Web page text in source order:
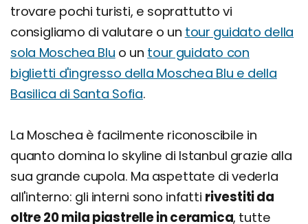
trovare pochi turisti, e soprattutto vi
consigliamo di valutare o un tour guidato della
sola Moschea Blu o un tour guidato con
biglietti d'ingresso della Moschea Blu e della
Basilica di Santa Sofia.
La Moschea è facilmente riconoscibile in
quanto domina lo skyline di Istanbul grazie alla
sua grande cupola. Ma aspettate di vederla
all'interno: gli interni sono infatti rivestiti da
oltre 20 mila piastrelle in ceramica, tutte